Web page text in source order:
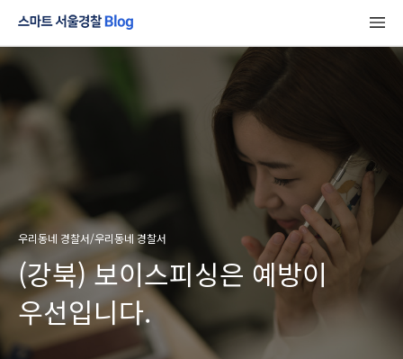
우리동네 경찰서/우리동네 경찰서
(강북) 보이스피싱은 예방이
우선입니다.